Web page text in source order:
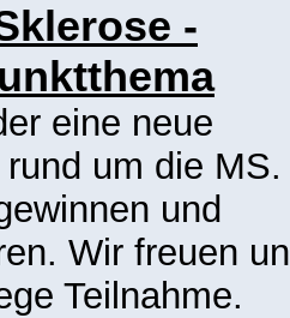
-
eine neue
um die MS.
und
Wir freuen
Teilnahme.